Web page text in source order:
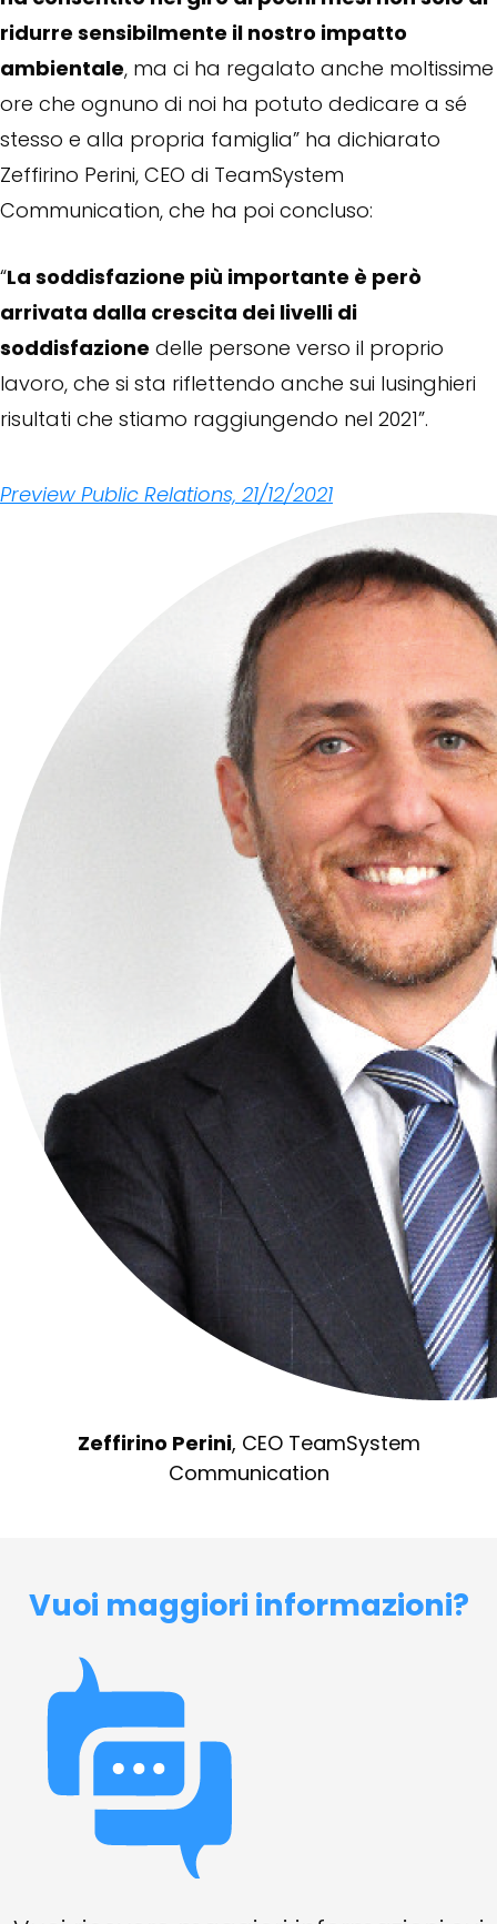
ridurre sensibilmente il nostro impatto
ambientale, ma ci ha regalato anche moltissime
ore che ognuno di noi ha potuto dedicare a sé
stesso e alla propria famiglia” ha dichiarato
Zeffirino Perini, CEO di TeamSystem
Communication, che ha poi concluso:
“La soddisfazione più importante è però
arrivata dalla crescita dei livelli di
soddisfazione delle persone verso il proprio
lavoro, che si sta riflettendo anche sui lusinghieri
risultati che stiamo raggiungendo nel 2021”.
Preview Public Relations, 21/12/2021
Zeffirino Perini, CEO TeamSystem
Communication
Vuoi maggiori informazioni?